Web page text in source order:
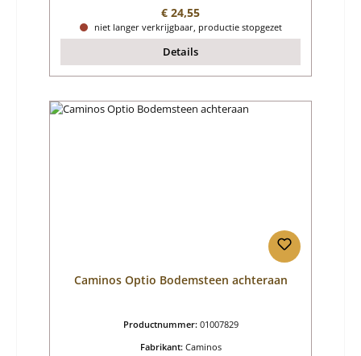
Normale prijs:
€ 24,55
niet langer verkrijgbaar, productie stopgezet
Details
Caminos Optio Bodemsteen achteraan
Productnummer: 01007829
Fabrikant: Caminos